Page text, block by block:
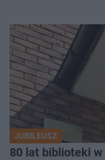
JUBILEUSZ
80 lat biblioteki